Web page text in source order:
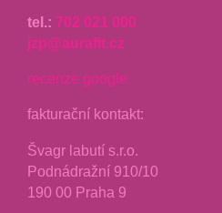
tel.: 702 021 000
jzp@aurafit.cz
recenze google
fakturační kontakt:
Švagr labutí s.r.o.
Podnádražní 910/10
190 00 Praha 9